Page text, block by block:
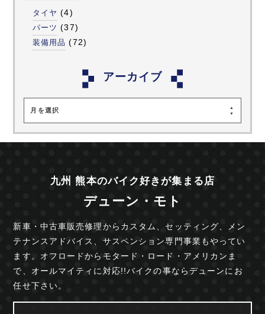
タイヤ (4)
パーツ (37)
装備用品 (72)
アーカイブ
月を選択
九州 熊本のバイク好きが集まる店
デューン・モト
新車・中古車販売修理からカスタム、セッティング、
メン
テナンスアドバイス、サスペンション専門事業もやってい
ます。オフロードからモタード・ロード・ アメリカンま
で、オールマイティに対応!!バイクの事ならデューンにお
任せ下さい。